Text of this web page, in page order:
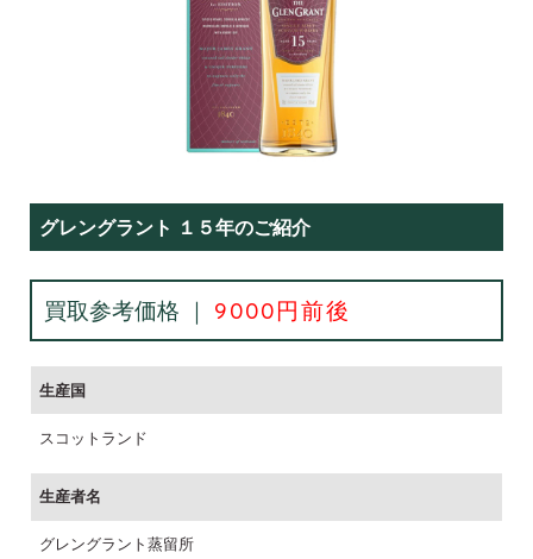
グレングラント １５年のご紹介
買取参考価格 ｜ 9000円前後
生産国
スコットランド
生産者名
グレングラント蒸留所